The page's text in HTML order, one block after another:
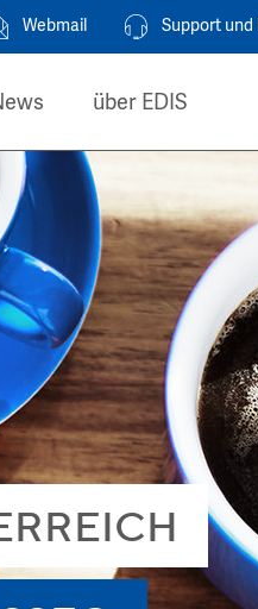
Webmail Support und
über EDIS